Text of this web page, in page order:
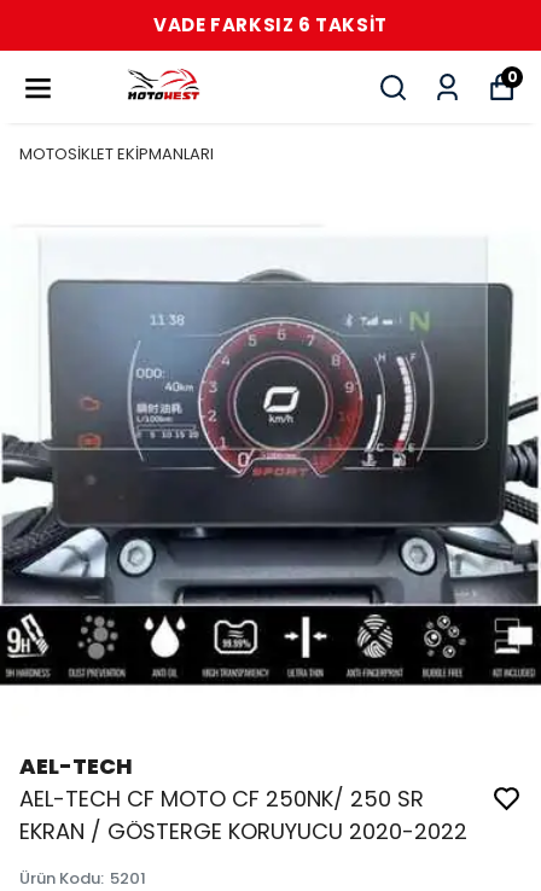
VADE FARKSIZ 6 TAKSİT
0
MOTOSİKLET EKİPMANLARI
AEL-TECH
AEL-TECH CF MOTO CF 250NK/ 250 SR
EKRAN / GÖSTERGE KORUYUCU 2020-2022
Ürün Kodu: 5201